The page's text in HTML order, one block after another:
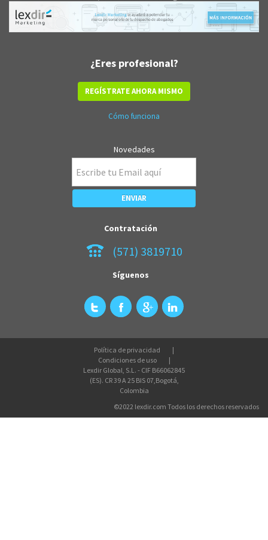
¿Eres profesional?
REGÍSTRATE AHORA MISMO
Cómo funciona
Novedades
Contratación
(571) 3819710
Síguenos
Política de privacidad
Condiciones de uso
Lexdir Global, S.L. - CIF B66062845
(ES). CR 39 A 25 BIS 07,Bogotá,
Colombia
©2022 lexdir.com Todos los derechos reservados